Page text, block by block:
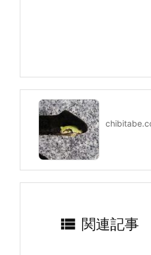
k
 関連記事